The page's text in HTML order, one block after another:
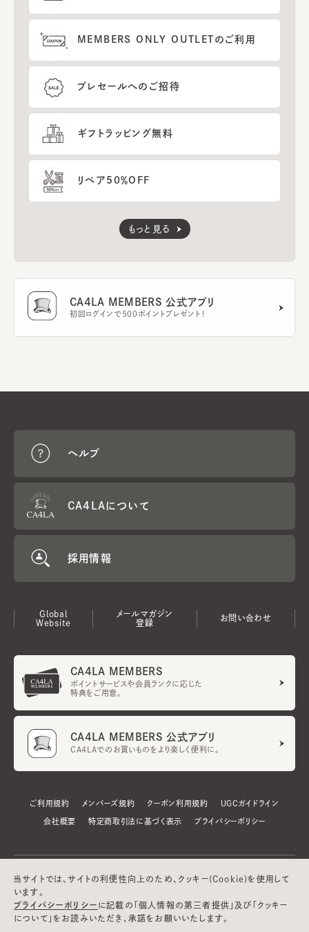
MEMBERS ONLY OUTLETのご利用
プレセールへのご招待
ギフトラッピング無料
リペア50％OFF
もっと見る
CA4LA MEMBERS 公式アプリ
初回ログインで500ポイントプレゼント！
ヘルプ
CA4LAについて
採用情報
Global
Website
メールマガジン
登録
お問い合わせ
CA4LA MEMBERS
ポイントサービスや会員ランクに応じた
特典をご用意。
CA4LA MEMBERS 公式アプリ
CA4LAでのお買いものをより楽しく便利に。
ご利用規約 メンバーズ規約 クーポン利用規約 UGCガイドライン
会社概要 特定商取引法に基づく表示 プライバシーポリシー
当サイトでは、サイトの利便性向上のため、クッキー(Cookie)を使用して
います。
プライバシーポリシー に記載の「個人情報の第三者提供」及び「クッキー
について」をお読みいただき、承諾をお願いいたします。